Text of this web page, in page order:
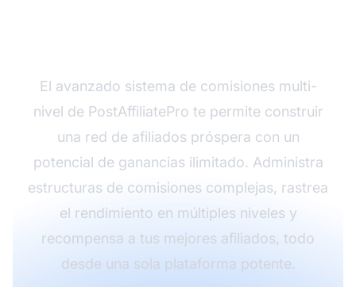
El avanzado sistema de comisiones multi-
nivel de PostAffiliatePro te permite construir
una red de afiliados próspera con un
potencial de ganancias ilimitado. Administra
estructuras de comisiones complejas, rastrea
el rendimiento en múltiples niveles y
recompensa a tus mejores afiliados, todo
desde una sola plataforma potente.